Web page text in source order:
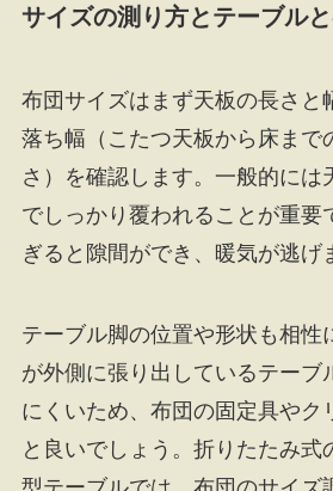
サイズの測り方とテーブル
布団サイズはまず天板の長さと
落ち幅（こたつ天板から床まで
さ）を確認します。一般的には
でしっかり覆われることが重要
ぎると隙間ができ、暖気が逃げ
テーブル脚の位置や形状も相性
が外側に張り出しているテーブ
にくいため、布団の固定具やク
と良いでしょう。折りたたみ式